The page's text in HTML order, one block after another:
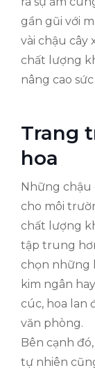
gần gũi với
vài chậu cây
chất lượng
nâng cao
Trang
hoa
Những chậu
cho môi
chất lượng
tập trung
chọn những
kim ngân
cúc, hoa lan
văn phòng.
Bên cạnh
tự nhiên